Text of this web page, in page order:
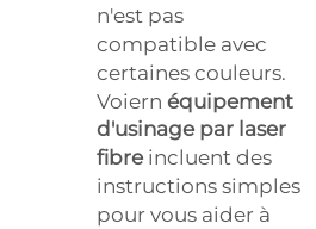
n'est pas
compatible avec
certaines couleurs.
Voiern équipement
d'usinage par laser
fibre incluent des
instructions simples
pour vous aider à